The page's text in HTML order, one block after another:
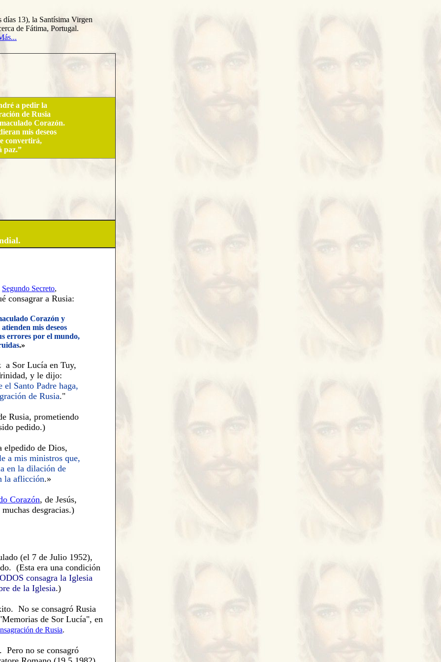
días 13), la Santísima Virgen
de Fátima, Portugal.
a pedir la
de Rusia
Corazón.
mis deseos
convertirá,
paz.”
Segundo Secreto,
consagrar a Rusia:
Corazón y
atienden mis deseos
errores por el mundo,
.»
a Sor Lucía en Tuy,
y le dijo:
el Santo Padre haga,
de Rusia."
Rusia, prometiendo
pedido.)
elpedido de Dios,
a mis ministros que,
en la dilación de
la aflicción.»
Corazón, de Jesús,
desgracias.)
(el 7 de Julio 1952),
(Esta era una condición
consagra la Iglesia
de la Iglesia.)
No se consagró Rusia
de Sor Lucía", en
de Rusia.
no se consagró